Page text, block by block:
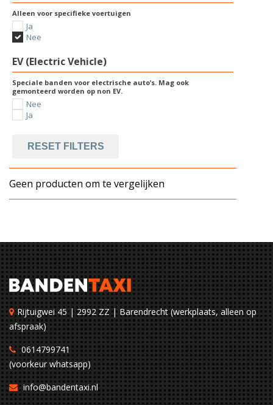
Alleen voor specifieke voertuigen
Ja
Nee
EV (Electric Vehicle)
Speciale banden voor electrische auto’s. Mag ook
gemonteerd worden op non EV.
Nee
Ja
RESET FILTERS
Geen producten om te vergelijken
Rijtuigwei 45 | 2992 ZZ | Barendrecht (werkplaats, alleen op
afspraak)
0614799741
(voorkeur whatsapp)
info@bandentaxi.nl